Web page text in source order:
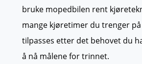
bruke mopedbilen rent
mange kjøretimer du trenger
tilpasses etter det behovet du
å nå målene for trinnet.